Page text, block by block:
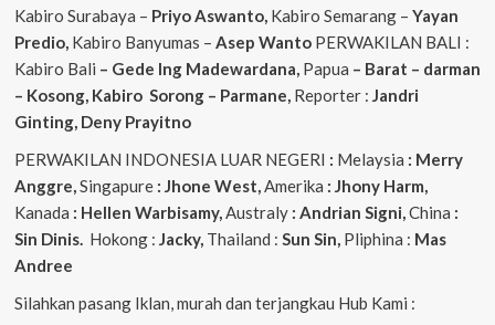
Kabiro Surabaya – PriyoAswanto, Kabiro Semarang – Yayan
Predio, Kabiro Banyumas – Asep WantoPERWAKILAN BALI :
Kabiro Bali – Gede Ing Madewardana, Papua – Barat – darman
– Kosong, Kabiro Sorong – Parmane, Reporter : Jandri
Ginting, Deny Prayitno
PERWAKILAN INDONESIA LUAR NEGERI : Melaysia : Merry
Anggre,Singapure: Jhone West,Amerika : Jhony Harm,
Kanada : Hellen Warbisamy,Australy : Andrian Signi,China :
Sin Dinis. Hokong : Jacky, Thailand : Sun Sin, Pliphina : Mas
Andree
Silahkan pasang Iklan, murah dan terjangkau Hub Kami :